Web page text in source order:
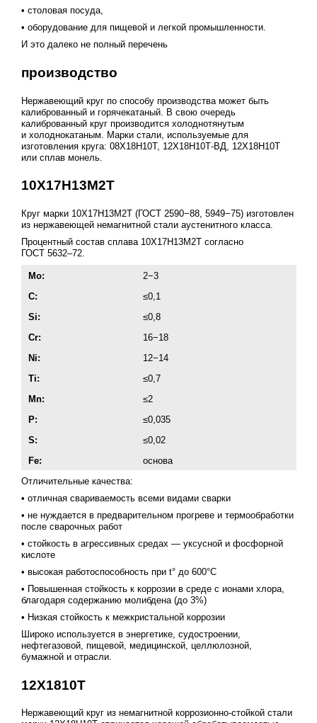
• столовая посуда,
• оборудование для пищевой и легкой промышленности.
И это далеко не полный перечень
производство
Нержавеющий круг по способу производства может быть
калиброванный и горячекатаный. В свою очередь
калиброванный круг производится холоднотянутым
и холоднокатаным. Марки стали, используемые для
изготовления круга: 08Х18Н10Т, 12Х18Н10Т-ВД, 12Х18Н10Т
или сплав монель.
10Х17Н13М2Т
Круг марки 10Х17Н13М2Т (ГОСТ 2590−88, 5949−75) изготовлен
из нержавеющей немагнитной стали аустенитного класса.
Процентный состав сплава 10Х17Н13М2Т согласно
ГОСТ 5632–72.
Mo:
2−3
C:
≤0,1
Si:
≤0,8
Cr:
16−18
Ni:
12−14
Ti:
≤0,7
Mn:
≤2
P:
≤0,035
S:
≤0,02
Fe:
основа
Отличительные качества:
• отличная свариваемость всеми видами сварки
• не нуждается в предварительном прогреве и термообработки
после сварочных работ
• стойкость в агрессивных средах — уксусной и фосфорной
кислоте
• высокая работоспособность при t° до 600°С
• Повышенная стойкость к коррозии в среде с ионами хлора,
благодаря содержанию молибдена (до 3%)
• Низкая стойкость к межкристальной коррозии
Широко используется в энергетике, судостроении,
нефтегазовой, пищевой, медицинской, целлюлозной,
бумажной и отрасли.
12Х1810Т
Нержавеющий круг из немагнитной коррозионно-стойкой стали